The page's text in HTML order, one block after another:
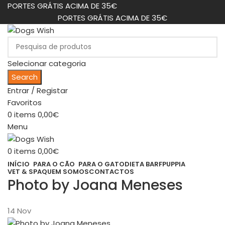
PORTES GRÁTIS ACIMA DE 35€
PORTES GRÁTIS ACIMA DE 35€
Selecionar categoria
Search
Entrar / Registar
Favoritos
0 items 0,00€
Menu
0 items 0,00€
INÍCIO PARA O CÃO PARA O GATODIETA BARFPUPPIA
VET & SPAQUEM SOMOSCONTACTOS
Photo by Joana Meneses
14 Nov